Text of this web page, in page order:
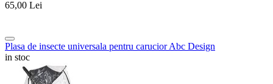
65,00 Lei
Plasa de insecte universala pentru carucior Abc Design
in stoc